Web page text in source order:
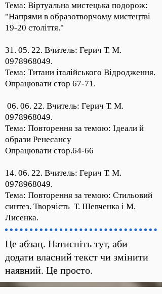
Тема: Віртуальна мистецька подорож:
"Напрями в образотворчому мистецтві
19-20 століття."
31. 05. 22. Вчитель: Герич Т. М.
0978968049.
Тема: Титани італійського Відродження.
Опрацювати стор 67-71.
06. 06. 22. Вчитель: Герич Т. М.
0978968049.
Тема: Повторення за темою: Ідеали й
образи Ренесансу
Опрацювати стор.64-66
14. 06. 22. Вчитель: Герич Т. М.
0978968049.
Тема: Повторення за темою: Стильовий
синтез. Творчість Т. Шевченка і М.
Лисенка.
Це абзац. Натисніть тут, аби
додати власний текст чи змінити
наявний. Це просто.